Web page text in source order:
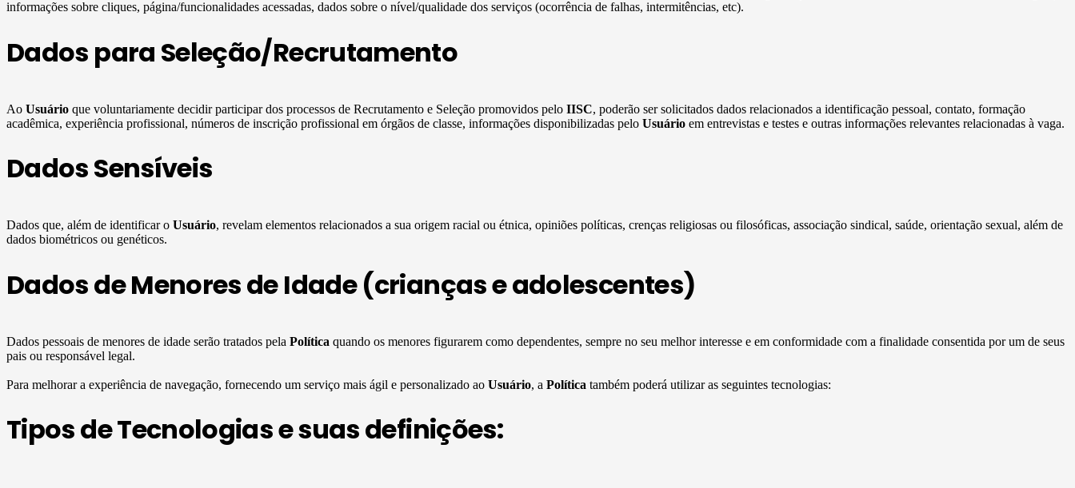
informações sobre cliques, página/funcionalidades acessadas, dados sobre o nível/qualidade dos serviços (ocorrência de falhas, intermitências, etc).
Dados para Seleção/Recrutamento
Ao Usuário que voluntariamente decidir participar dos processos de Recrutamento e Seleção promovidos pelo IISC, poderão ser solicitados dados relacionados a identificação pessoal, contato, formação
acadêmica, experiência profissional, números de inscrição profissional em órgãos de classe, informações disponibilizadas pelo Usuário em entrevistas e testes e outras informações relevantes relacionadas à vaga.
Dados Sensíveis
Dados que, além de identificar o Usuário, revelam elementos relacionados a sua origem racial ou étnica, opiniões políticas, crenças religiosas ou filosóficas, associação sindical, saúde, orientação sexual, além de
dados biométricos ou genéticos.
Dados de Menores de Idade (crianças e adolescentes)
Dados pessoais de menores de idade serão tratados pela Política quando os menores figurarem como dependentes, sempre no seu melhor interesse e em conformidade com a finalidade consentida por um de seus
pais ou responsável legal.
Para melhorar a experiência de navegação, fornecendo um serviço mais ágil e personalizado ao Usuário, a Política também poderá utilizar as seguintes tecnologias:
Tipos de Tecnologias e suas definições: